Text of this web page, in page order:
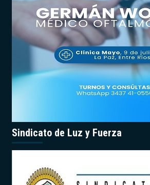
Sindicato de Luz y Fuerza